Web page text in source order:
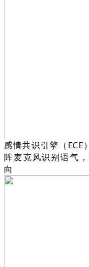
感情共识引擎（ECE
阵麦克风识别语气